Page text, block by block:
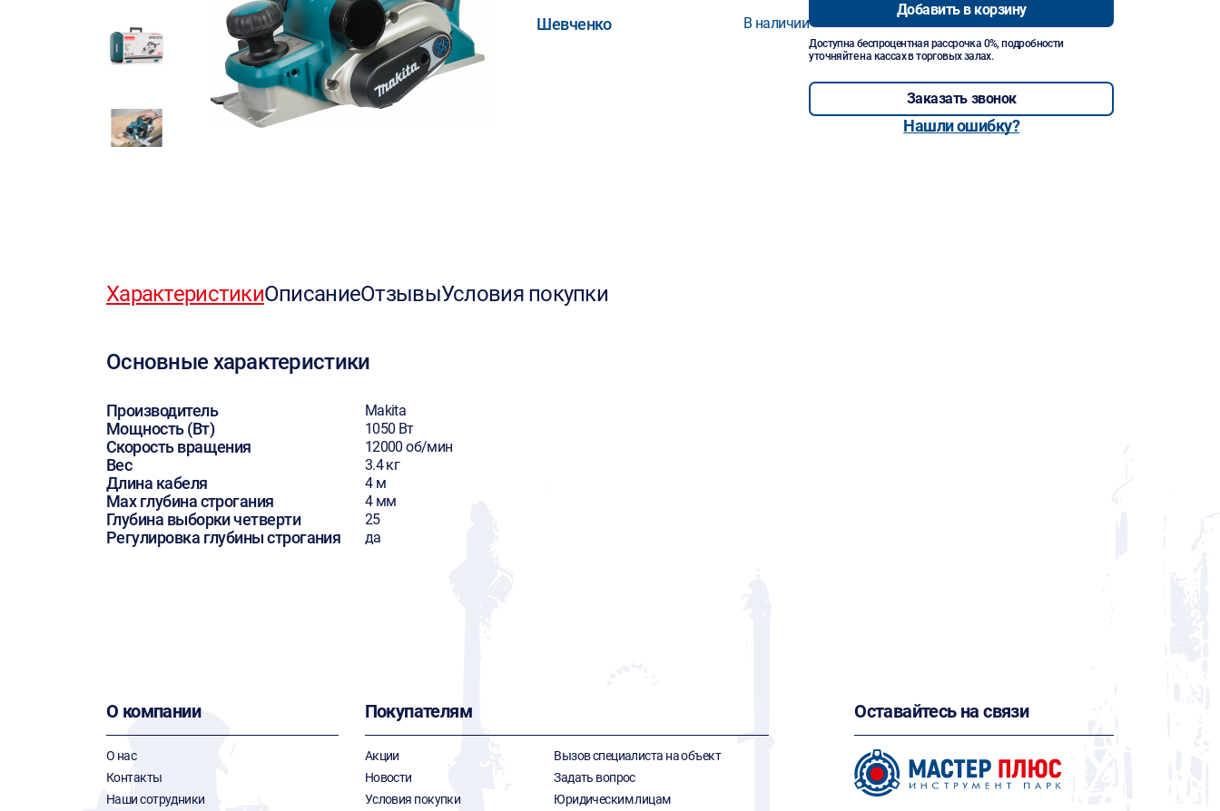
Шевченко В наличии
Добавить в корзину
Доступна беспроцентная рассрочка 0%, подробности
уточняйте на кассах в торговых залах.
Заказать звонок
Нашли ошибку?
ХарактеристикиОписаниеОтзывыУсловия покупки
Основные характеристики
Производитель Makita
Мощность (Вт) 1050 Вт
Скорость вращения 12000 об/мин
Вес 3.4 кг
Длина кабеля 4 м
Max глубина строгания 4 мм
Глубина выборки четверти 25
Регулировка глубины строгания да
О компании
О нас
Контакты
Наши сотрудники
Покупателям
Акции
Новости
Условия покупки
Вызов специалиста на объект
Задать вопрос
Юридическим лицам
Оставайтесь на связи